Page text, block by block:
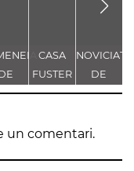
CASA
FUSTER
NOVICIAT
DE
NOSTRA
DE LA
un comentari.